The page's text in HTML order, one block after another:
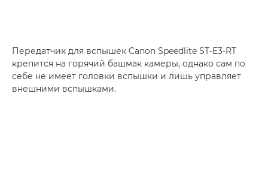
Передатчик для вспышек Canon Speedlite ST-E3-RT
крепится на горячий башмак камеры, однако сам по
себе не имеет головки вспышки и лишь управляет
внешними вспышками.